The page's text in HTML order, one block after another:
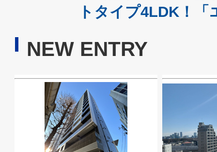
トタイプ4LDK！
NEW ENTRY